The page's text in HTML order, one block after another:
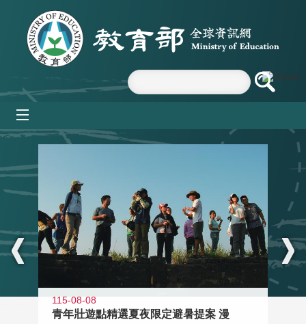
跳到主要內容區塊
:::
115-08-08
青年壯遊點精選夏夜限定避暑提案 漫